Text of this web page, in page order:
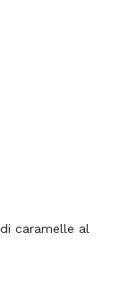
caramelle al